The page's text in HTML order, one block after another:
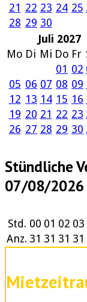
21 22 23 24 25
28 29 30
Juli 2027
Mo Di Mi Do Fr
01 02
05 06 07 08 09
12 13 14 15 16
19 20 21 22 23
26 27 28 29 30
Stündliche
07/08/2026
Std. 00 01 02 03
Anz. 31 31 31 31